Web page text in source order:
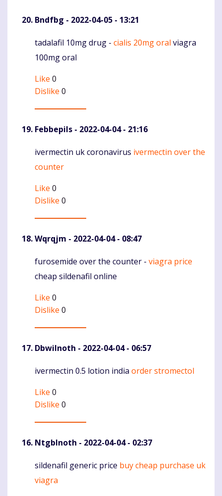
Bndfbg - 2022-04-05 - 13:21
Komentaras
tadalafil 10mg drug - cialis 20mg oral viagra
100mg oral
Like 0
Dislike 0
Febbepils - 2022-04-04 - 21:16
Komentaras
ivermectin uk coronavirus ivermectin over the
counter
Like 0
Dislike 0
Wqrqjm - 2022-04-04 - 08:47
Komentaras
furosemide over the counter - viagra price
cheap sildenafil online
Like 0
Dislike 0
DbwiInoth - 2022-04-04 - 06:57
Komentaras
ivermectin 0.5 lotion india order stromectol
Like 0
Dislike 0
NtgbInoth - 2022-04-04 - 02:37
Komentaras
sildenafil generic price buy cheap purchase uk
viagra